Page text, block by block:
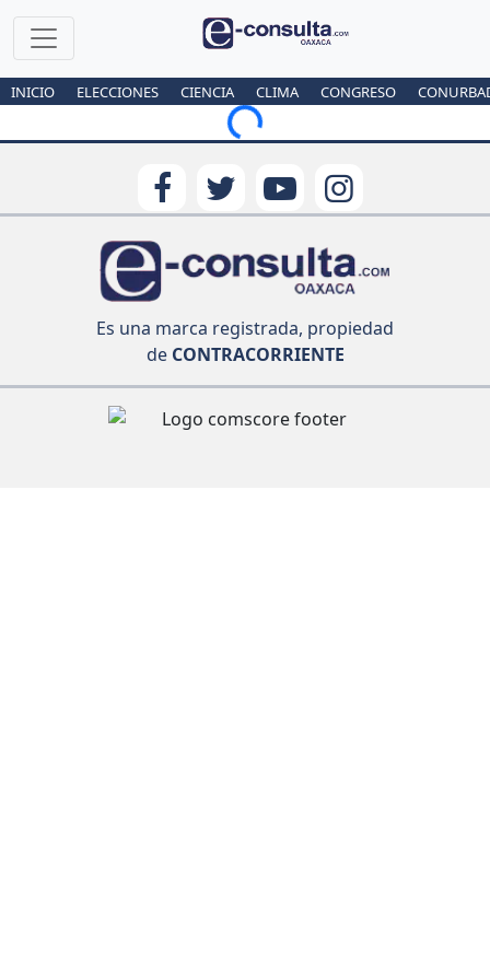
INICIO ELECCIONES CIENCIA CLIMA CONGRESO
Loading...
Es una marca registrada, propiedad
deCONTRACORRIENTE